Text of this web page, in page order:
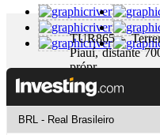
TUR865 -
Piauí, distante
própr...
+ Detalhes
R$ 2.500.000,00